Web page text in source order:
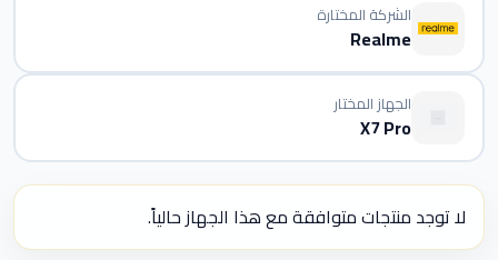
الشركة المختارة
Realme
الجهاز المختار
X7 Pro
لا توجد منتجات متوافقة مع هذا الجهاز حالياً.